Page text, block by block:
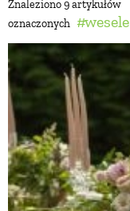
Znaleziono 9 artykułów
oznaczonych
wesele